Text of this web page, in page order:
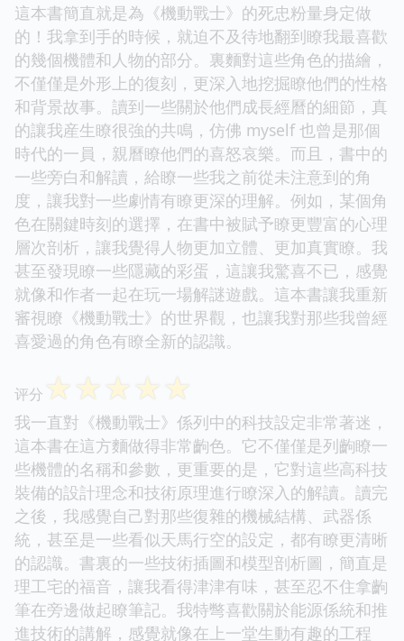
這本書簡直就是為《機動戰士》的死忠粉量身定做
的！我拿到手的時候，就迫不及待地翻到瞭我最喜歡
的幾個機體和人物的部分。裏麵對這些角色的描繪，
不僅僅是外形上的復刻，更深入地挖掘瞭他們的性格
和背景故事。讀到一些關於他們成長經曆的細節，真
的讓我産生瞭很強的共鳴，仿佛 myself 也曾是那個
時代的一員，親曆瞭他們的喜怒哀樂。而且，書中的
一些旁白和解讀，給瞭一些我之前從未注意到的角
度，讓我對一些劇情有瞭更深的理解。例如，某個角
色在關鍵時刻的選擇，在書中被賦予瞭更豐富的心理
層次剖析，讓我覺得人物更加立體、更加真實瞭。我
甚至發現瞭一些隱藏的彩蛋，這讓我驚喜不已，感覺
就像和作者一起在玩一場解謎遊戲。這本書讓我重新
審視瞭《機動戰士》的世界觀，也讓我對那些我曾經
喜愛過的角色有瞭全新的認識。
评分 ☆☆☆☆☆
我一直對《機動戰士》係列中的科技設定非常著迷，
這本書在這方麵做得非常齣色。它不僅僅是列齣瞭一
些機體的名稱和參數，更重要的是，它對這些高科技
裝備的設計理念和技術原理進行瞭深入的解讀。讀完
之後，我感覺自己對那些復雜的機械結構、武器係
統，甚至是一些看似天馬行空的設定，都有瞭更清晰
的認識。書裏的一些技術插圖和模型剖析圖，簡直是
理工宅的福音，讓我看得津津有味，甚至忍不住拿齣
筆在旁邊做起瞭筆記。我特彆喜歡關於能源係統和推
進技術的講解，感覺就像在上一堂生動有趣的工程